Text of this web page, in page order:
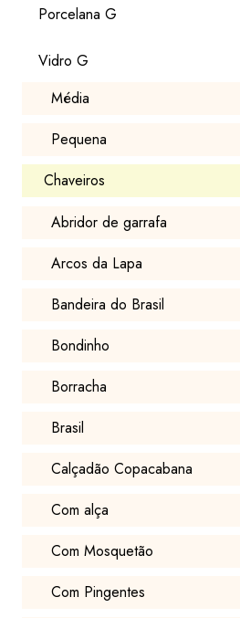
Porcelana G
Vidro G
Média
Pequena
Chaveiros
Abridor de garrafa
Arcos da Lapa
Bandeira do Brasil
Bondinho
Borracha
Brasil
Calçadão Copacabana
Com alça
Com Mosquetão
Com Pingentes